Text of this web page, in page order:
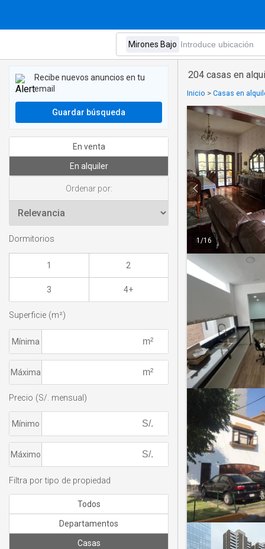
204 casas en
Inicio > Casas en
1 /16
Recibe nuevos anuncios en tu
email
Guardar búsqueda
En venta
En alquiler
Ordenar por:
Dormitorios
1 2
3 4+
Superficie (m²)
Mínima
Máxima
Precio (S/. mensual)
Mínimo
Máximo
Filtra por tipo de propiedad
Todos
Departamentos
Casas